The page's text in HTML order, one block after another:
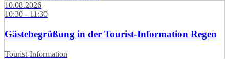
10.08.2026
10:30 - 11:30
Gästebegrüßung in der Tourist-Information Regen
Tourist-Information